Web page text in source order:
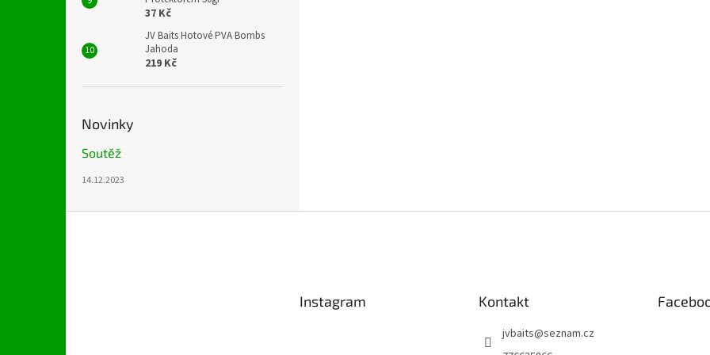
37 Kč
JV Baits Hotové PVA Bombs
Jahoda
219 Kč
Novinky
Soutěž
14.12.2023
Instagram Kontakt
jvbaits@seznam.cz